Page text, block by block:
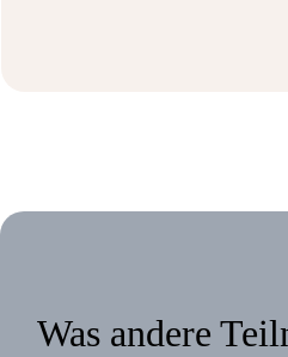
Was andere